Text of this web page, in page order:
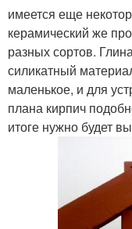
имеется еще
керамический же
разных сортов.
силикатный
маленькое, и для
плана кирпич
итоге нужно будет